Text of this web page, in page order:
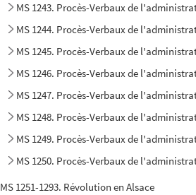
MS 1243. Procès-Verbaux de
MS 1244. Procès-Verbaux de
MS 1245. Procès-Verbaux de
MS 1246. Procès-Verbaux de
MS 1247. Procès-Verbaux de
MS 1248. Procès-Verbaux de
MS 1249. Procès-Verbaux de
MS 1250. Procès-Verbaux de
MS 1251-1293. Révolution en Alsace